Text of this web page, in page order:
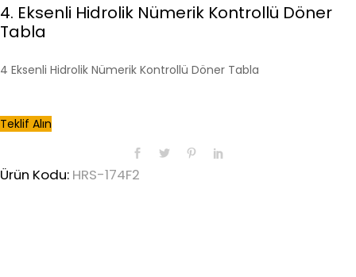
4. Eksenli Hidrolik Nümerik Kontrollü Döner
Tabla
4 Eksenli Hidrolik Nümerik Kontrollü Döner Tabla
Teklif Alın
Ürün Kodu: HRS-174F2